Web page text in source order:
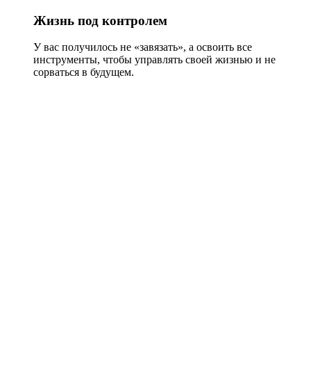
Жизнь под контролем
У вас получилось не «завязать», а освоить все
инструменты, чтобы управлять своей жизнью и не
сорваться в будущем.